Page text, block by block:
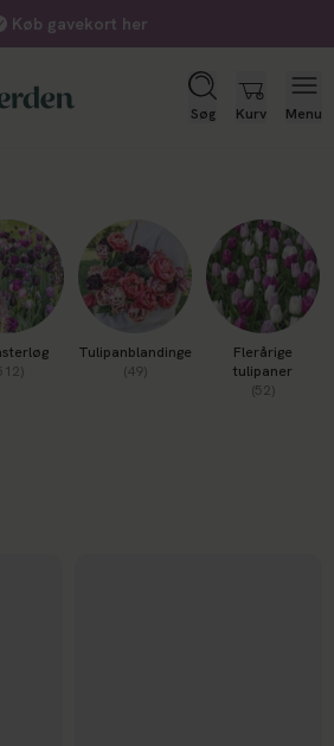
Køb gavekort her
Søg Kurv Menu
Tulipanblandinger
(49)
Flerårige
tulipaner
(52)